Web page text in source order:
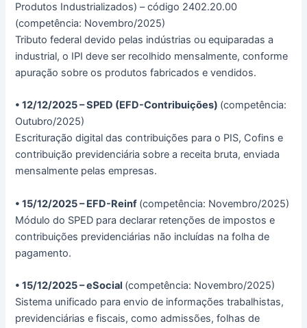
Produtos Industrializados) – código 2402.20.00
(competência: Novembro/2025)
Tributo federal devido pelas indústrias ou equiparadas a
industrial, o IPI deve ser recolhido mensalmente, conforme
apuração sobre os produtos fabricados e vendidos.
• 12/12/2025 – SPED (EFD-Contribuições) (competência:
Outubro/2025)
Escrituração digital das contribuições para o PIS, Cofins e
contribuição previdenciária sobre a receita bruta, enviada
mensalmente pelas empresas.
• 15/12/2025 – EFD-Reinf (competência: Novembro/2025)
Módulo do SPED para declarar retenções de impostos e
contribuições previdenciárias não incluídas na folha de
pagamento.
• 15/12/2025 – eSocial (competência: Novembro/2025)
Sistema unificado para envio de informações trabalhistas,
previdenciárias e fiscais, como admissões, folhas de